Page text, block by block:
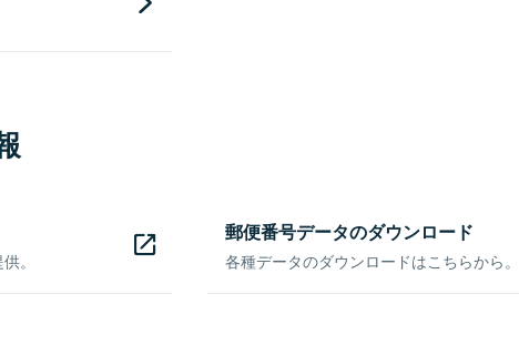
。
郵便番号データのダウンロード
各種データのダウンロードはこちらから